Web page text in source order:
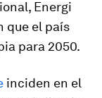
Energi
que el país
para 2050.
inciden en el